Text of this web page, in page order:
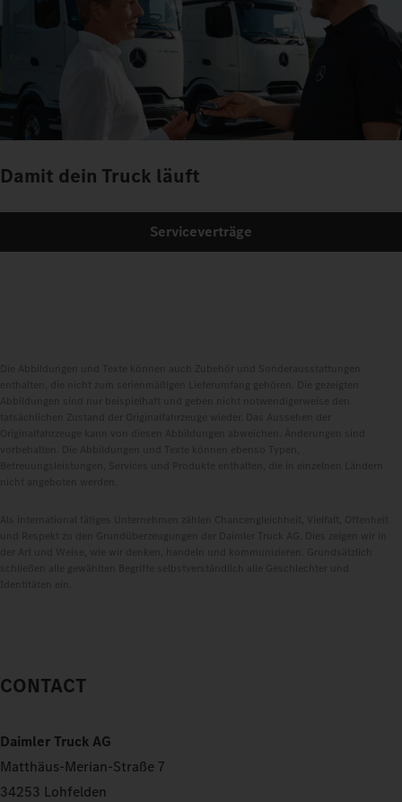
Damit dein Truck läuft
Serviceverträge
CONTACT
Daimler Truck AG
Matthäus-Merian-Straße 7
34253 Lohfelden